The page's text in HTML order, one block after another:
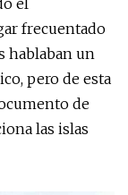
el
frecuentado
hablaban un
pero de esta
de
las islas